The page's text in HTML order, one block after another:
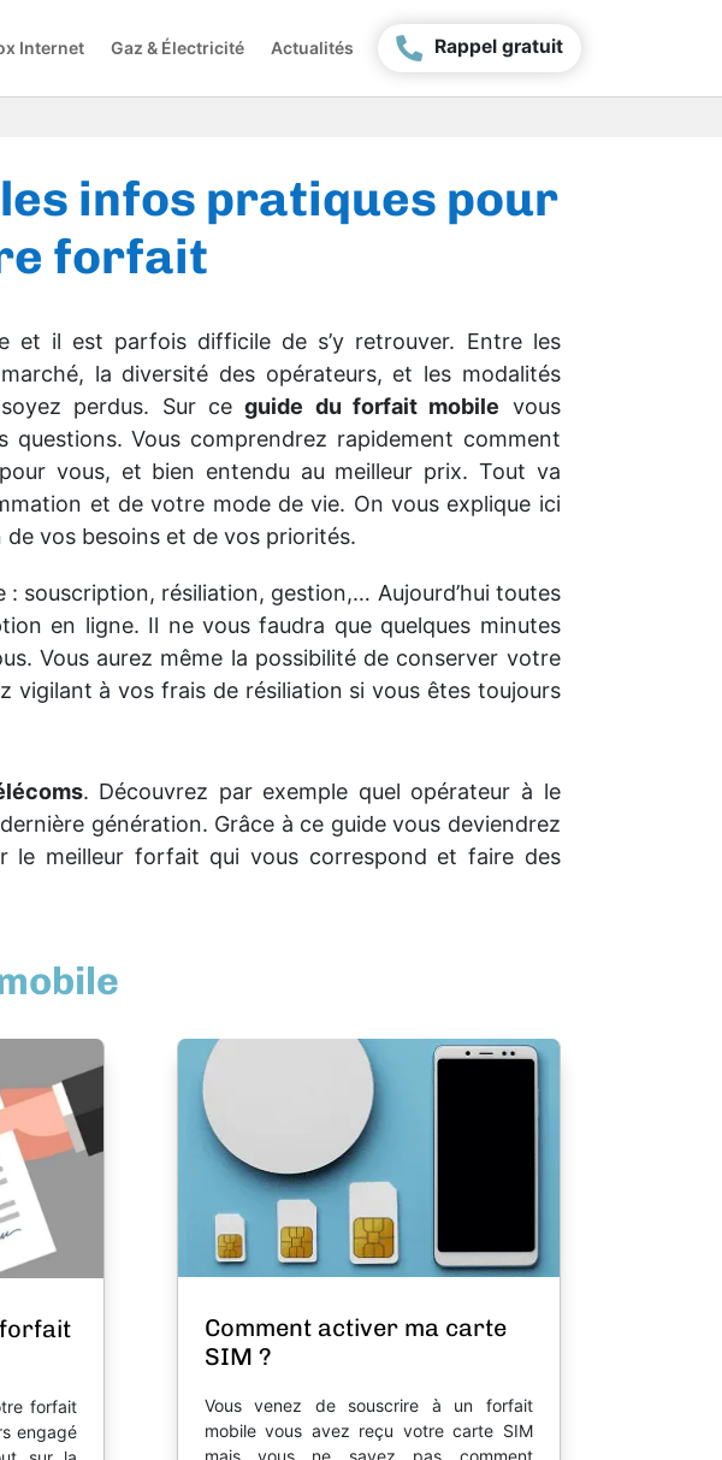
Internet Gaz & Électricité Actualités Rappel gratuit
infos pratiques pour
forfait
et il est parfois difficile de s’y retrouver. Entre les
la diversité des opérateurs, et les modalités
perdus. Sur ceguide du forfait mobile vous
Vous comprendrez rapidement comment
vous, et bien entendu au meilleur prix. Tout va
et de votre mode de vie. On vous explique ici
vos besoins et de vos priorités.
souscription, résiliation, gestion,… Aujourd’hui toutes
en ligne. Il ne vous faudra que quelques minutes
Vous aurez même la possibilité de conserver votre
vigilant à vos frais de résiliation si vous êtes toujours
. Découvrez par exemple quel opérateur à le
génération. Grâce à ce guide vous deviendrez
le meilleur forfait qui vous correspond et faire des
forfait
engagé
Comment activer ma carte
SIM ?
Vous venez de souscrire à un forfait
mobile vous avez reçu votre carte SIM
mais vous ne savez pas comment